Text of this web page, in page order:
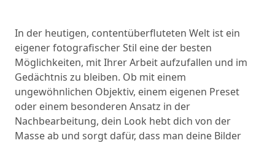
In der heutigen, contentüberfluteten Welt ist ein
eigener fotografischer Stil eine der besten
Möglichkeiten, mit Ihrer Arbeit aufzufallen und im
Gedächtnis zu bleiben. Ob mit einem
ungewöhnlichen Objektiv, einem eigenen Preset
oder einem besonderen Ansatz in der
Nachbearbeitung, dein Look hebt dich von der
Masse ab und sorgt dafür, dass man deine Bilder